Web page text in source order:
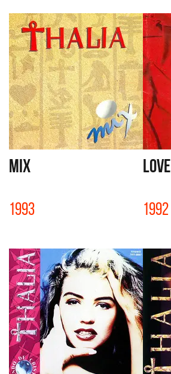
MIX
1993
LOVE
1992